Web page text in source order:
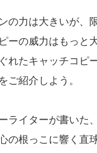
の力は大きいが、
ーの威力はもっと
れたキャッチコピ
ご紹介しよう。
ライターが書いた
の根っこに響く直